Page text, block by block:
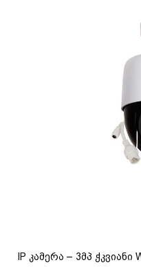
IP კამერა – 3მპ ჭკვიანი